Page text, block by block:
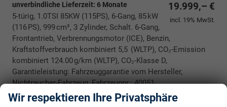
19.999,– €
incl. 19% MwSt.
unverbindliche Lieferzeit: 6 Monate
5-türig, 1.0TSI 85KW (115PS), 6-Gang, 85 kW
(116 PS), 999 cm³, 3 Zylinder, Schalt. 6-Gang,
Frontantrieb, Verbrennungsmotor (ICE), Benzin,
Kraftstoffverbrauch kombiniert 5,5 (WLTP), CO₂-Emission
kombiniert 124.00 g/km (WLTP), CO₂-Klasse D,
Garantieleistung: Fahrzeuggarantie vom Hersteller,
Nichtraucher-Fahrzeug, Fahrzeugnr.: 40051
Rückrufbitte absenden
PDF-Datei, Fahrzeugexposé drucken
Drucken, parken oder vergleichen
Wir respektieren Ihre Privatsphäre